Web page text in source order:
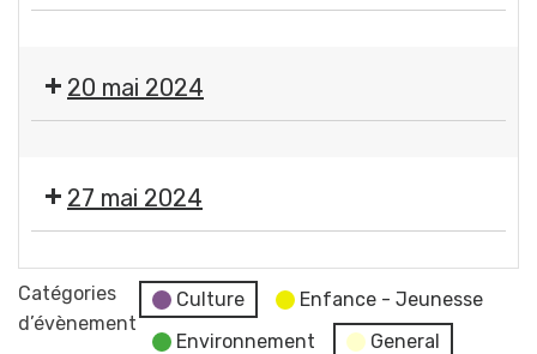
services
des
services
20 mai 2024
des
services
municipaux
27 mai 2024
France
Services
Catégories
d’évènement
Culture
Enfance - Jeunesse
Environnement
General